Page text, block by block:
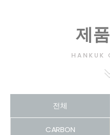
제
HANKUK
전체
CARBON